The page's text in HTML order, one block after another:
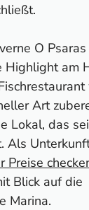
O Psaras
Highlight am
Art
Lokal, das
Als
Preise
Blick auf die
Marina.